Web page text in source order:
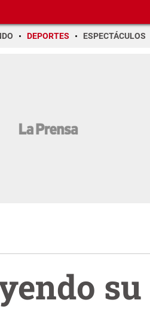
DEPORTES ESPECTÁCULOS